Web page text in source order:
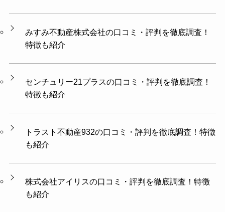
みすみ不動産株式会社の口コミ・評判を徹底調査！
特徴も紹介
センチュリー21プラスの口コミ・評判を徹底調査！
特徴も紹介
トラスト不動産932の口コミ・評判を徹底調査！特徴
も紹介
株式会社アイリスの口コミ・評判を徹底調査！特徴
も紹介